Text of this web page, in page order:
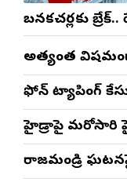
బనకచర్లకు
అత్యంత విషమంగా
ఫోన్ ట్యాపింగ్
హైడ్రాపై మరోసారి
రాజమండ్రి